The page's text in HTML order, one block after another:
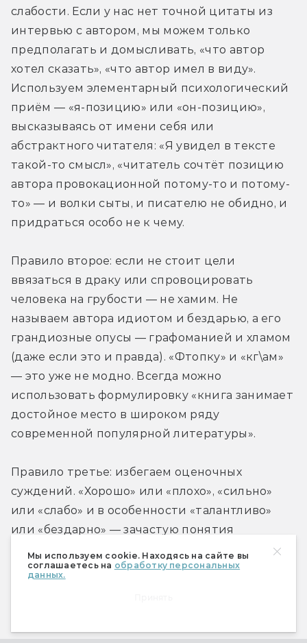
Мы используем cookie. Находясь на сайте вы
соглашаетесь на обработку персональных
данных.
слабости. Если у нас нет точной цитаты из
интервью с автором, мы можем только
предполагать и домысливать, «что автор
хотел сказать», «что автор имел в виду».
Используем элементарный психологический
приём — «я-позицию» или «он-позицию»,
высказываясь от имени себя или
абстрактного читателя: «Я увидел в тексте
такой-то смысл», «читатель сочтёт позицию
автора провокационной потому-то и потому-
то» — и волки сыты, и писателю не обидно, и
придраться особо не к чему.
Правило второе: если не стоит цели
ввязаться в драку или спровоцировать
человека на грубости — не хамим. Не
называем автора идиотом и бездарью, а его
грандиозные опусы — графоманией и хламом
(даже если это и правда). «Фтопку» и «кг\ам»
— это уже не модно. Всегда можно
использовать формулировку «книга занимает
достойное место в широком ряду
современной популярной литературы».
Правило третье: избегаем оценочных
суждений. «Хорошо» или «плохо», «сильно»
или «слабо» и в особенности «талантливо»
или «бездарно» — зачастую понятия
субъективные. Акцентируем спорные и
неудачные, на наш взгляд, моменты,